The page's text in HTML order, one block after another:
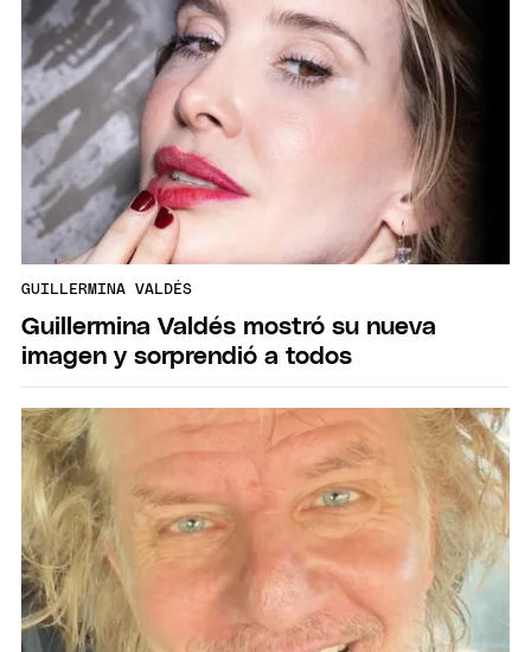
GUILLERMINA VALDÉS
Guillermina Valdés mostró su nueva
imagen y sorprendió a todos